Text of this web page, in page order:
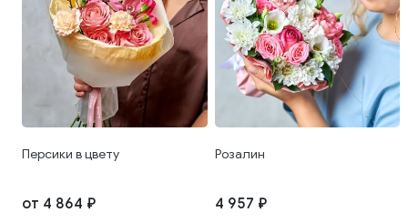
Персики в цвету
от 4 864 ₽
Розалин
4 957 ₽